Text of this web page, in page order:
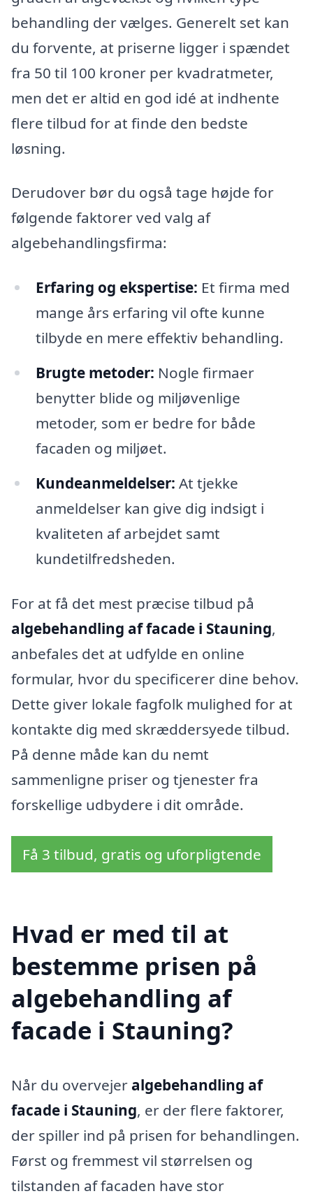
behandling der vælges. Generelt set kan
du forvente, at priserne ligger i spændet
fra 50 til 100 kroner per kvadratmeter,
men det er altid en god idé at indhente
flere tilbud for at finde den bedste
løsning.
Derudover bør du også tage højde for
følgende faktorer ved valg af
algebehandlingsfirma:
Erfaring og ekspertise: Et firma med
mange års erfaring vil ofte kunne
tilbyde en mere effektiv behandling.
Brugte metoder: Nogle firmaer
benytter blide og miljøvenlige
metoder, som er bedre for både
facaden og miljøet.
Kundeanmeldelser: At tjekke
anmeldelser kan give dig indsigt i
kvaliteten af arbejdet samt
kundetilfredsheden.
For at få det mest præcise tilbud på
algebehandling af facade i Stauning,
anbefales det at udfylde en online
formular, hvor du specificerer dine behov.
Dette giver lokale fagfolk mulighed for at
kontakte dig med skræddersyede tilbud.
På denne måde kan du nemt
sammenligne priser og tjenester fra
forskellige udbydere i dit område.
Få 3 tilbud, gratis og uforpligtende
Hvad er med til at
bestemme prisen på
algebehandling af
facade i Stauning?
Når du overvejer algebehandling af
facade i Stauning, er der flere faktorer,
der spiller ind på prisen for behandlingen.
Først og fremmest vil størrelsen og
tilstanden af facaden have stor